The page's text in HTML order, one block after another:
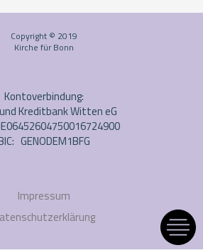
Copyright © 2019
Kirche für Bonn
Kontoverbindung:
Kreditbank Witten eG
GENODEM1BFG
Impressum